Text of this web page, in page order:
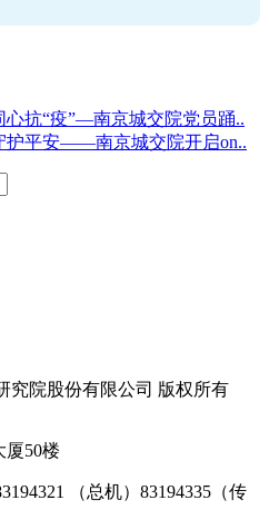
心抗“疫”—南京城交院党员踊..
护平安——南京城交院开启on..
究院股份有限公司 版权所有
厦50楼
（总机）83194335（传